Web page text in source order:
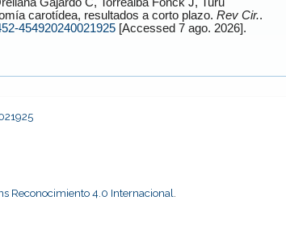
GajardoC, Torrealba FonckJ, Turu
carotídea, resultados a corto plazo. Rev Cir..
454920240021925
[Accessed 7 ago. 2026].
Reconocimiento 4.0 Internacional